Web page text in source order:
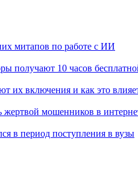
митапов по работе с ИИ
получают 10 часов
их включения и как это
жертвой мошенников в
в период поступления в вузы